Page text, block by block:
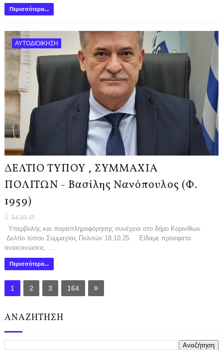
Περισσότερα...
ΑΥΤΟΔΙΟΙΚΗΣΗ
ΔΕΛΤΙΟ ΤΥΠΟΥ , ΣΥΜΜΑΧΙΑ
ΠΟΛΙΤΩΝ - Βασίλης Νανόπουλος (Φ.
1959)
24.10.25
Υπερβολής και παραπληροφόρησης συνέχεια στο δήμο Κορινθίων
Δελτίο τύπου Συμμαχίας Πολιτών 18.10.25 Είδαμε πρόσφατα
ανακοινώσεις ...
Περισσότερα...
1 2 3 164
ΑΝΑΖΗΤΗΣΗ